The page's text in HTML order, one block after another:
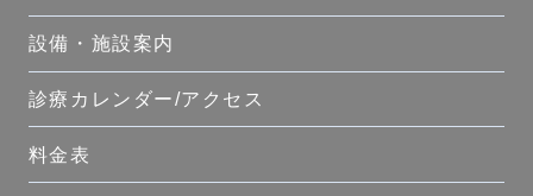
設備・施設案内
診療カレンダー/アクセス
料金表